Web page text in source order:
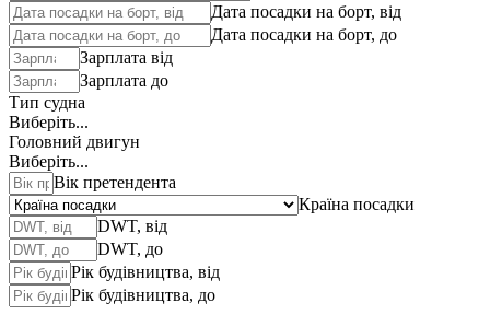
Дата посадки на борт, від
Дата посадки на борт, до
Зарплата від
Зарплата до
Тип судна
Виберіть...
Головний двигун
Виберіть...
Вік претендента
Країна посадки
DWT, від
DWT, до
Рік будівництва, від
Рік будівництва, до